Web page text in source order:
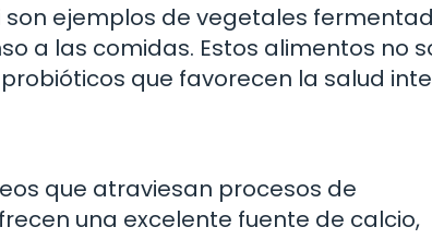
son ejemplos de vegetales
a las comidas. Estos alimentos no
que favorecen la salud
que atraviesan procesos de
una excelente fuente de calcio,